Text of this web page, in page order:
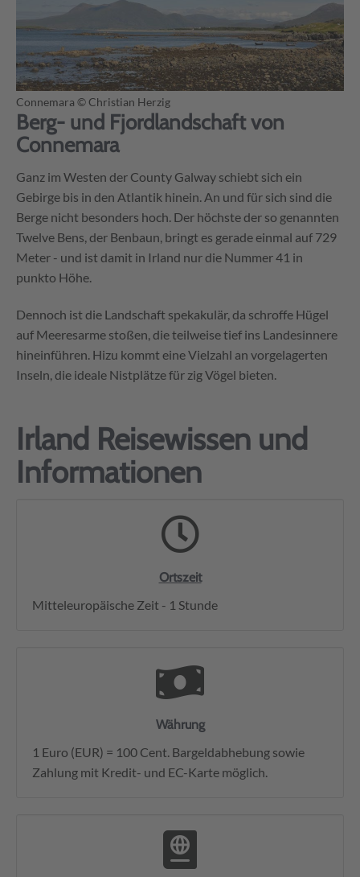
Connemara © Christian Herzig
Berg- und Fjordlandschaft von
Connemara
Ganz im Westen der County Galway schiebt sich ein
Gebirge bis in den Atlantik hinein. An und für sich sind die
Berge nicht besonders hoch. Der höchste der so genannten
Twelve Bens, der Benbaun, bringt es gerade einmal auf 729
Meter - und ist damit in Irland nur die Nummer 41 in
punkto Höhe.
Dennoch ist die Landschaft spekakulär, da schroffe Hügel
auf Meeresarme stoßen, die teilweise tief ins Landesinnere
hineinführen. Hizu kommt eine Vielzahl an vorgelagerten
Inseln, die ideale Nistplätze für zig Vögel bieten.
Irland Reisewissen und
Informationen
Ortszeit
Mitteleuropäische Zeit - 1 Stunde
Währung
1 Euro (EUR) = 100 Cent. Bargeldabhebung sowie
Zahlung mit Kredit- und EC-Karte möglich.